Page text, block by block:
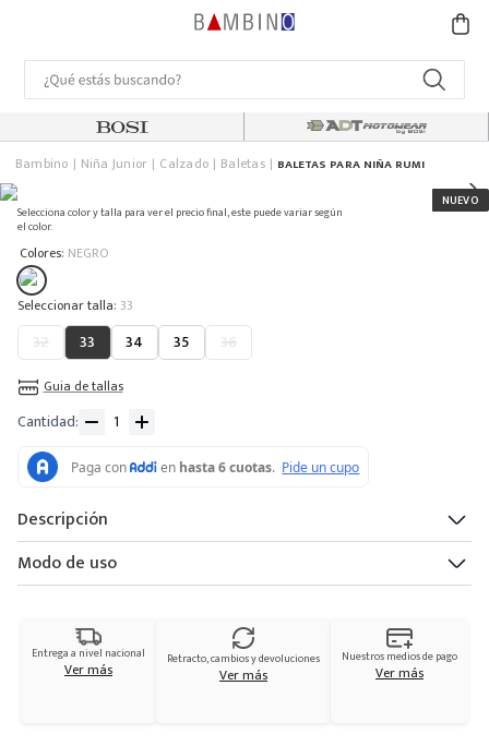
Bambino Niña Junior Calzado Baletas BALETAS PARA NIÑA RUMI
Selecciona color y talla para ver el precio final, este puede variar según
el color.
Colores: NEGRO
: 33
32 33 34 35 36
Guia de tallas
Cantidad
Descripción
Modo de uso
Entrega a nivel nacional
Ver más Retracto, cambios y devoluciones
Ver más
Nuestros medios de pago
Ver más